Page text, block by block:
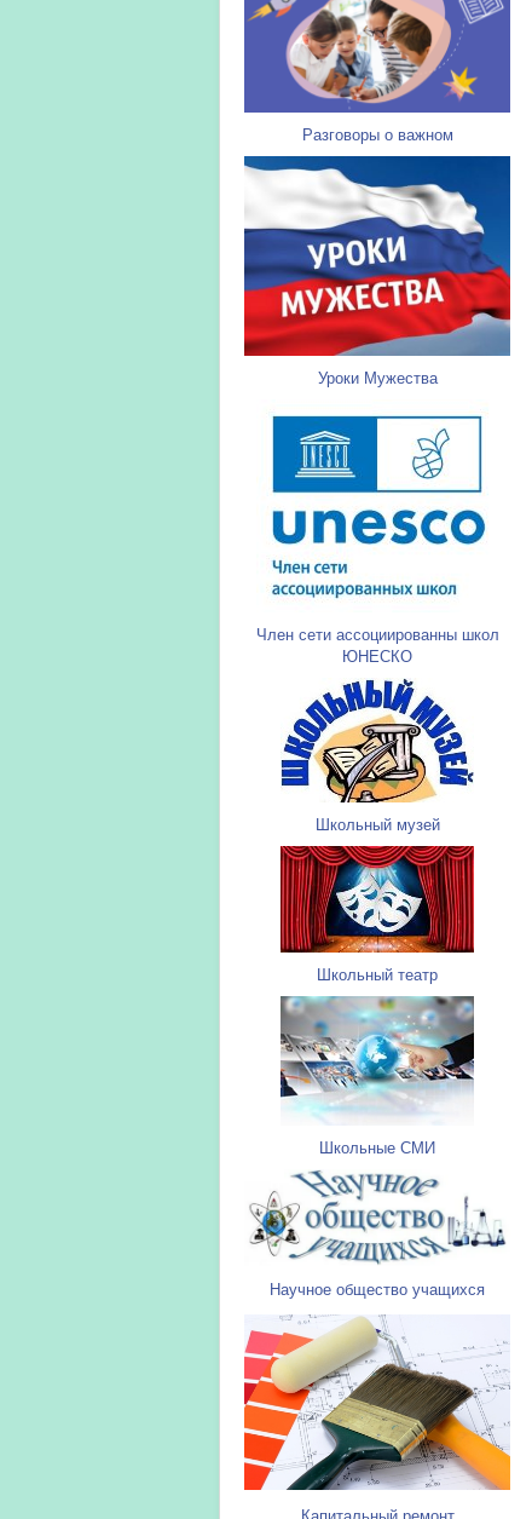
Разговоры о важном
Уроки Мужества
Член сети ассоциированны школ
ЮНЕСКО
Школьный музей
Школьный театр
Школьные СМИ
Научное общество учащихся